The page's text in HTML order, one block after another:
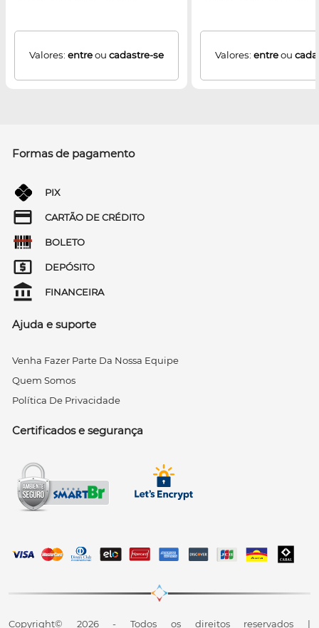
Valores: entreou cadastre-se Valores: entreou
Formas de pagamento
PIX
CARTÃO DE CRÉDITO
BOLETO
DEPÓSITO
FINANCEIRA
Ajuda e suporte
Venha Fazer Parte Da Nossa Equipe
Quem Somos
Política De Privacidade
Certificados e segurança
Copyright© 2026 - Todos os direitos reservados |